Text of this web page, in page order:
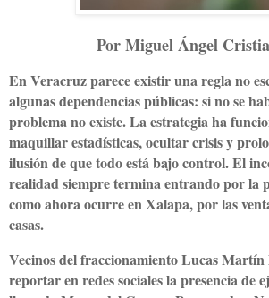
Por Miguel Ángel
En Veracruz parece existir una regla no
algunas dependencias públicas: si no se
problema no existe. La estrategia ha
maquillar estadísticas, ocultar crisis y
ilusión de que todo está bajo control. El
realidad siempre termina entrando por la
como ahora ocurre en Xalapa, por las
casas.
Vecinos del fraccionamiento Lucas Martín
reportar en redes sociales la presencia de